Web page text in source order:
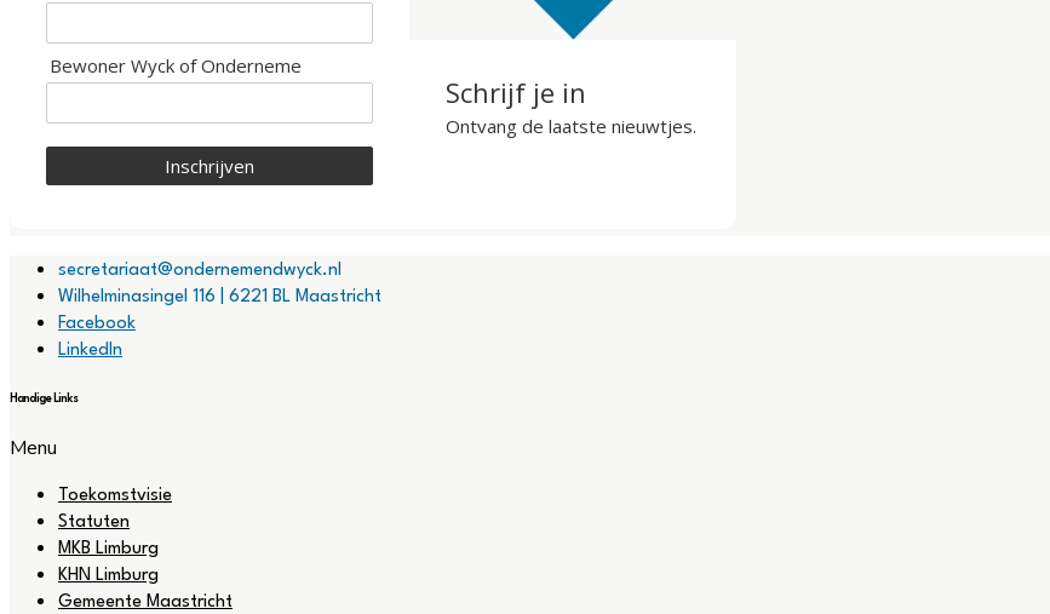
Bewoner Wyck of Onderneme
Inschrijven
Schrijf je in
Ontvang de laatste nieuwtjes.
secretariaat@ondernemendwyck.nl
Wilhelminasingel 116 | 6221 BL Maastricht
Facebook
LinkedIn
Handige Links
Menu
Toekomstvisie
Statuten
MKB Limburg
KHN Limburg
Gemeente Maastricht